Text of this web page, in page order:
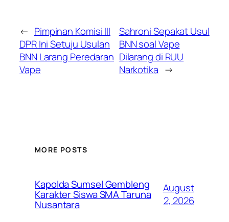
← Pimpinan Komisi III
DPR Ini Setuju Usulan
BNN Larang Peredaran
Vape
Sahroni Sepakat Usul
BNN soal Vape
Dilarang di RUU
Narkotika →
MORE POSTS
Kapolda Sumsel Gembleng
Karakter Siswa SMA Taruna
Nusantara
August
2, 2026